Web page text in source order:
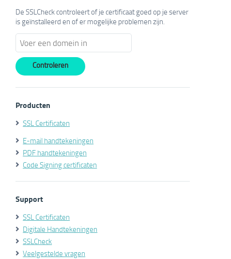
De SSLCheck controleert of je certificaat goed op je server
is geïnstalleerd en of er mogelijke problemen zijn.
Producten
SSL Certificaten
E-mail handtekeningen
PDF handtekeningen
Code Signing certificaten
Support
SSL Certificaten
Digitale Handtekeningen
SSLCheck
Veelgestelde vragen